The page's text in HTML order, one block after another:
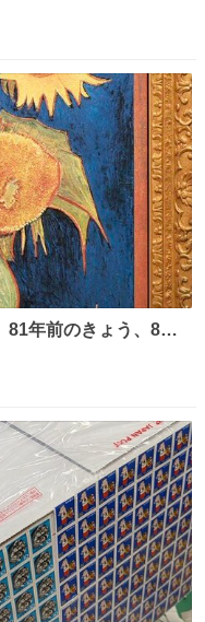
年前のきょう、8月6
した、 #ゴッホ の幻
展示しています。 #